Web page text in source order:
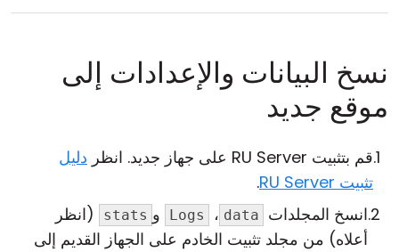
نسخ البيانات والإعدادات إلى
موقع جديد
قم بتثبيت RU Server على جهاز جديد. انظر
دليل
تثبيت RU Server
.
انسخ المجلدات
data ، Logs و stats
(انظر
أعلاه) من مجلد تثبيت الخادم على الجهاز القديم إلى